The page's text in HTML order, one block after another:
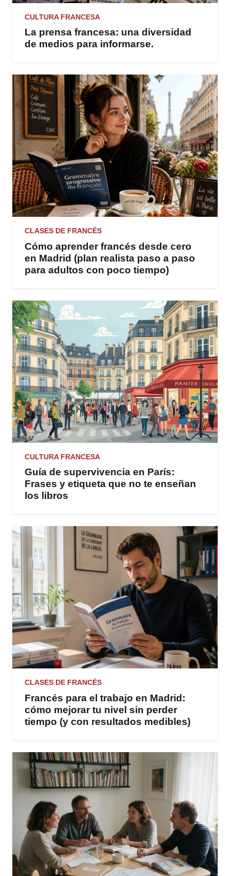
CULTURA FRANCESA
La prensa francesa: una diversidad
de medios para informarse.
CLASES DE FRANCÉS
Cómo aprender francés desde cero
en Madrid (plan realista paso a paso
para adultos con poco tiempo)
CULTURA FRANCESA
Guía de supervivencia en París:
Frases y etiqueta que no te enseñan
los libros
CLASES DE FRANCÉS
Francés para el trabajo en Madrid:
cómo mejorar tu nivel sin perder
tiempo (y con resultados medibles)